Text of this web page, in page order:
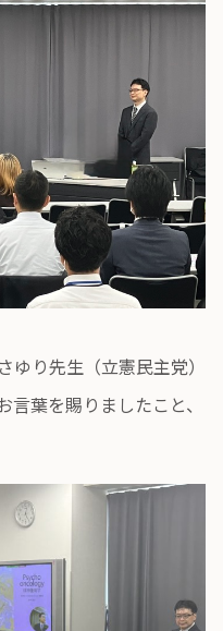
り先生（立憲民主党）
葉を賜りましたこと、